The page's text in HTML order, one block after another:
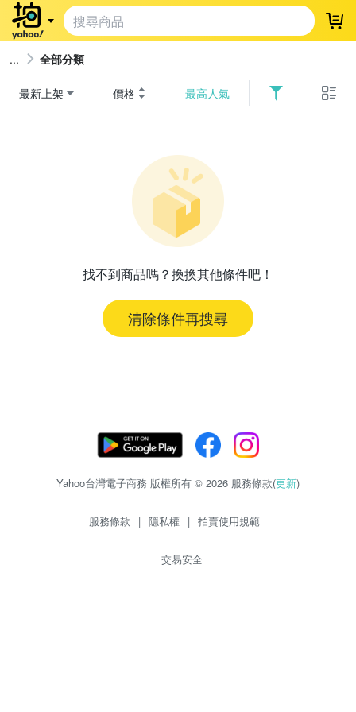
登
全部分類
最新上架 價格 最高人氣
找不到商品嗎？換換其他條件吧！
清除條件再搜尋
Yahoo台灣電子商務 版權所有 © 2026 服務條款(更新)
服務條款 | 隱私權 | 拍賣使用規範
交易安全